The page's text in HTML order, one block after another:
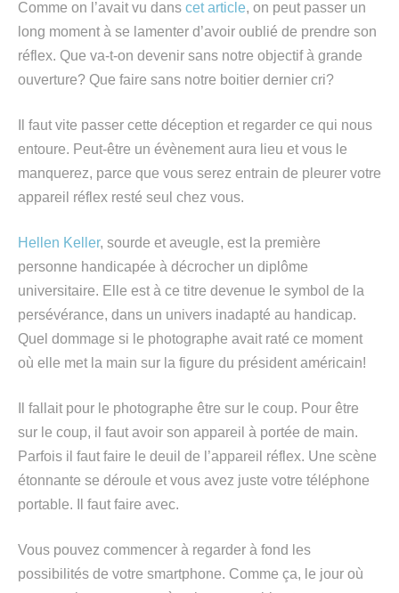
Comme on l’avait vu dans cet article, on peut passer un
long moment à se lamenter d’avoir oublié de prendre son
réflex. Que va-t-on devenir sans notre objectif à grande
ouverture? Que faire sans notre boitier dernier cri?
Il faut vite passer cette déception et regarder ce qui nous
entoure. Peut-être un évènement aura lieu et vous le
manquerez, parce que vous serez entrain de pleurer votre
appareil réflex resté seul chez vous.
Hellen Keller, sourde et aveugle, est la première
personne handicapée à décrocher un diplôme
universitaire. Elle est à ce titre devenue le symbol de la
persévérance, dans un univers inadapté au handicap.
Quel dommage si le photographe avait raté ce moment
où elle met la main sur la figure du président américain!
Il fallait pour le photographe être sur le coup. Pour être
sur le coup, il faut avoir son appareil à portée de main.
Parfois il faut faire le deuil de l’appareil réflex. Une scène
étonnante se déroule et vous avez juste votre téléphone
portable. Il faut faire avec.
Vous pouvez commencer à regarder à fond les
possibilités de votre smartphone. Comme ça, le jour où